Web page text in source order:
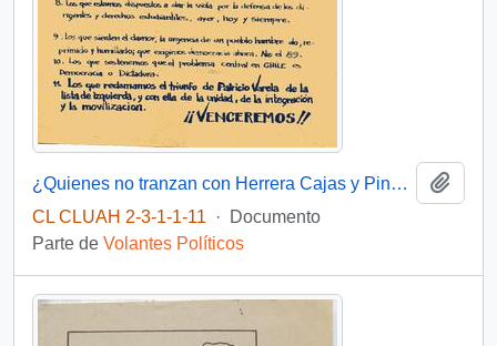
¿Quienes no tranzan con Herrera Cajas y Pinochet?
CL CLUAH 2-3-1-1-11
·
Documento
Parte de Volantes Políticos